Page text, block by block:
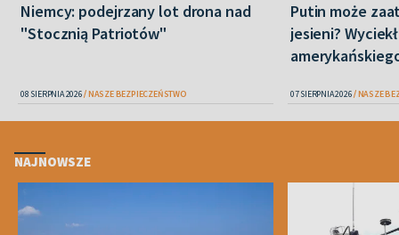
Niemcy: podejrzany lot drona nad
"Stocznią Patriotów"
08 SIERPNIA 2026 NASZE BEZPIECZEŃSTWO
Putin może
jesieni?
07 SIERPNIA 2026 NASZE
NAJNOWSZE